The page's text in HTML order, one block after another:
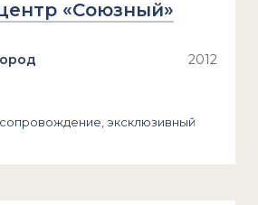
«Союзный»
2012
эксклюзивный